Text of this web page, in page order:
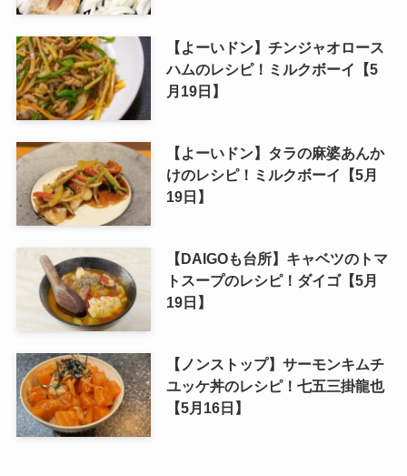
【よーいドン】チンジャオロース
ハムのレシピ！ミルクボーイ【5
月19日】
【よーいドン】タラの麻婆あんか
けのレシピ！ミルクボーイ【5月
19日】
【DAIGOも台所】キャベツのトマ
トスープのレシピ！ダイゴ【5月
19日】
【ノンストップ】サーモンキムチ
ユッケ丼のレシピ！七五三掛龍也
【5月16日】